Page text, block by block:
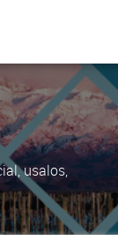
usalos,